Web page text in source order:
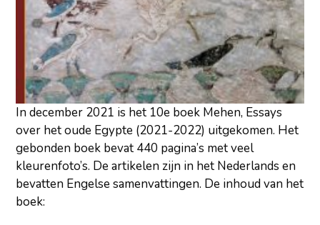
In december 2021 is het 10e boek Mehen, Essays
over het oude Egypte (2021-2022) uitgekomen. Het
gebonden boek bevat 440 pagina’s met veel
kleurenfoto’s. De artikelen zijn in het Nederlands en
bevatten Engelse samenvattingen. De inhoud van het
boek: